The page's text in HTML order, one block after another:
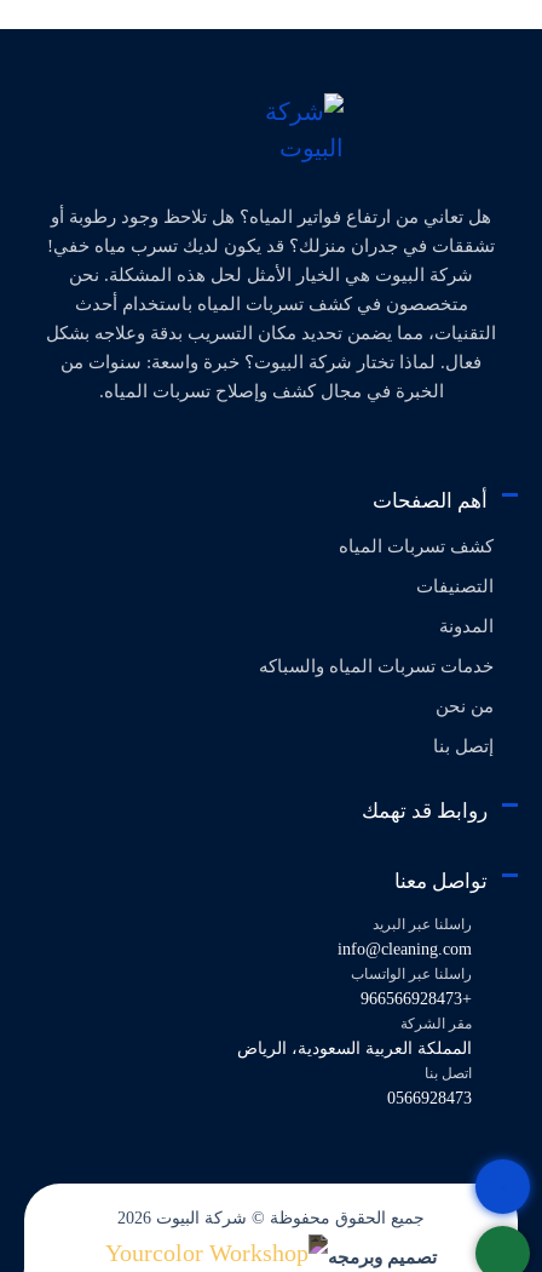
هل تعاني من ارتفاع فواتير المياه؟ هل تلاحظ وجود رطوبة أو
تشققات في جدران منزلك؟ قد يكون لديك تسرب مياه خفي!
شركة البيوت هي الخيار الأمثل لحل هذه المشكلة. نحن
متخصصون في كشف تسربات المياه باستخدام أحدث
التقنيات، مما يضمن تحديد مكان التسريب بدقة وعلاجه بشكل
فعال. لماذا تختار شركة البيوت؟ خبرة واسعة: سنوات من
الخبرة في مجال كشف وإصلاح تسربات المياه.
أهم الصفحات
كشف تسربات المياه
التصنيفات
المدونة
خدمات تسربات المياه والسباكه
من نحن
إتصل بنا
روابط قد تهمك
تواصل معنا
راسلنا عبر البريد
info@cleaning.com
راسلنا عبر الواتساب
+966566928473
مقر الشركة
المملكة العربية السعودية، الرياض
اتصل بنا
0566928473
جميع الحقوق محفوظة © شركة البيوت 2026
تصميم وبرمجه